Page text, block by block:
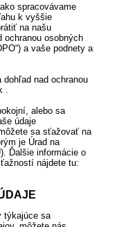
spracovávame
k vyššie
na našu
ochranou osobných
a vaše podnety a
dohľad nad ochranou
alebo sa
údaje
sa sťažovať na
je Úrad na
Ďalšie informácie o
nájdete tu:
týkajúce sa